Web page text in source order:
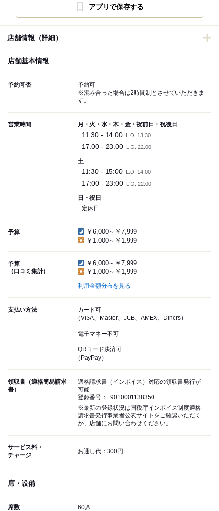
アプリで保存する
店舗情報（詳細）
店舗基本情報
予約可否
予約可
※混み合った場合は2時間制とさせていただきま
す。
営業時間 月・火・水・木・金・祝前日・祝後日
11:30 - 14:00 L.O. 13:30
17:00 - 23:00 L.O. 22:00
土
11:30 - 15:00 L.O. 14:00
17:00 - 23:00 L.O. 22:00
日・祝日
定休日
予算
￥6,000～￥7,999
￥1,000～￥1,999
予算
（口コミ集計）
￥6,000～￥7,999
￥1,000～￥1,999
利用金額分布を見る
支払い方法
カード可
（VISA、Master、JCB、AMEX、Diners）
電子マネー不可
QRコード決済可
（PayPay）
領収書（適格簡易請求
書）
適格請求書（インボイス）対応の領収書発行が
可能
登録番号：T9010001138350
※最新の登録状況は国税庁インボイス制度適格
請求書発行事業者公表サイトをご確認いただく
か、店舗にお問い合わせください。
サービス料・
チャージ
お通し代：300円
席・設備
席数 60席